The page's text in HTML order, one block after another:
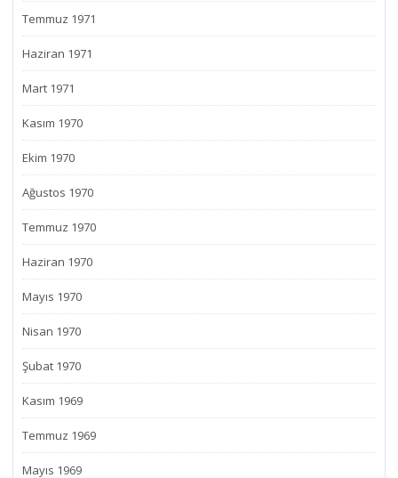
Temmuz 1971
Haziran 1971
Mart 1971
Kasım 1970
Ekim 1970
Ağustos 1970
Temmuz 1970
Haziran 1970
Mayıs 1970
Nisan 1970
Şubat 1970
Kasım 1969
Temmuz 1969
Mayıs 1969